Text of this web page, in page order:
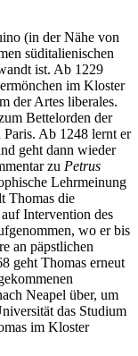
(in der Nähe von
süditalienischen
ist. Ab 1229
im Kloster
der Artes liberales.
Bettelorden der
Ab 1248 lernt er
geht dann wieder
zu Petrus
Lehrmeinung
Thomas die
Intervention des
wo er bis
an päpstlichen
geht Thomas erneut
Neapel über, um
das Studium
im Kloster